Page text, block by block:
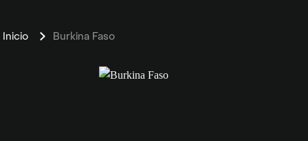
Inicio Burkina Faso